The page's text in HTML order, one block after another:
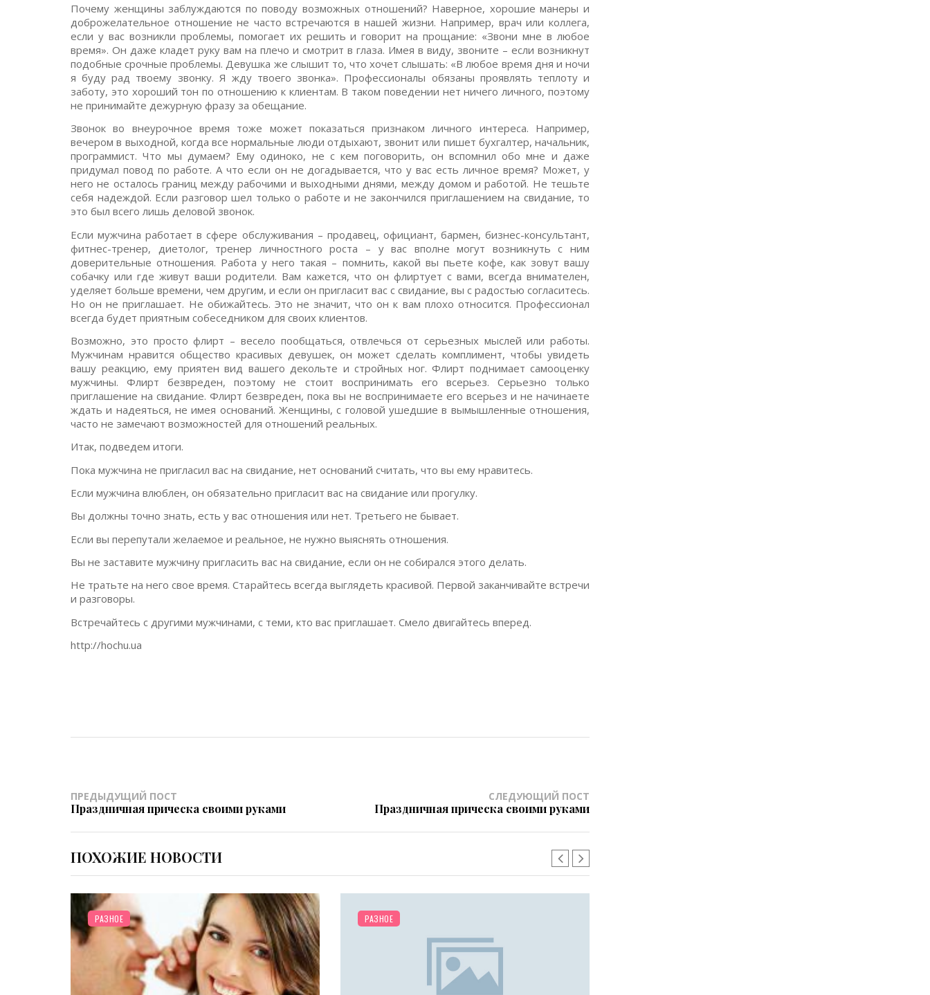
Почему женщины заблуждаются по поводу возможных отношений? Наверное, хорошие манеры и
доброжелательное отношение не часто встречаются в нашей жизни. Например, врач или коллега,
если у вас возникли проблемы, помогает их решить и говорит на прощание: «Звони мне в любое
время». Он даже кладет руку вам на плечо и смотрит в глаза. Имея в виду, звоните – если возникнут
подобные срочные проблемы. Девушка же слышит то, что хочет слышать: «В любое время дня и ночи
я буду рад твоему звонку. Я жду твоего звонка». Профессионалы обязаны проявлять теплоту и
заботу, это хороший тон по отношению к клиентам. В таком поведении нет ничего личного, поэтому
не принимайте дежурную фразу за обещание.
Звонок во внеурочное время тоже может показаться признаком личного интереса. Например,
вечером в выходной, когда все нормальные люди отдыхают, звонит или пишет бухгалтер, начальник,
программист. Что мы думаем? Ему одиноко, не с кем поговорить, он вспомнил обо мне и даже
придумал повод по работе. А что если он не догадывается, что у вас есть личное время? Может, у
него не осталось границ между рабочими и выходными днями, между домом и работой. Не тешьте
себя надеждой. Если разговор шел только о работе и не закончился приглашением на свидание, то
это был всего лишь деловой звонок.
Если мужчина работает в сфере обслуживания – продавец, официант, бармен, бизнес-консультант,
фитнес-тренер, диетолог, тренер личностного роста – у вас вполне могут возникнуть с ним
доверительные отношения. Работа у него такая – помнить, какой вы пьете кофе, как зовут вашу
собачку или где живут ваши родители. Вам кажется, что он флиртует с вами, всегда внимателен,
уделяет больше времени, чем другим, и если он пригласит вас с свидание, вы с радостью согласитесь.
Но он не приглашает. Не обижайтесь. Это не значит, что он к вам плохо относится. Профессионал
всегда будет приятным собеседником для своих клиентов.
Возможно, это просто флирт – весело пообщаться, отвлечься от серьезных мыслей или работы.
Мужчинам нравится общество красивых девушек, он может сделать комплимент, чтобы увидеть
вашу реакцию, ему приятен вид вашего декольте и стройных ног. Флирт поднимает самооценку
мужчины. Флирт безвреден, поэтому не стоит воспринимать его всерьез. Серьезно только
приглашение на свидание. Флирт безвреден, пока вы не воспринимаете его всерьез и не начинаете
ждать и надеяться, не имея оснований. Женщины, с головой ушедшие в вымышленные отношения,
часто не замечают возможностей для отношений реальных.
Итак, подведем итоги.
Пока мужчина не пригласил вас на свидание, нет оснований считать, что вы ему нравитесь.
Если мужчина влюблен, он обязательно пригласит вас на свидание или прогулку.
Вы должны точно знать, есть у вас отношения или нет. Третьего не бывает.
Если вы перепутали желаемое и реальное, не нужно выяснять отношения.
Вы не заставите мужчину пригласить вас на свидание, если он не собирался этого делать.
Не тратьте на него свое время. Старайтесь всегда выглядеть красивой. Первой заканчивайте встречи
и разговоры.
Встречайтесь с другими мужчинами, с теми, кто вас приглашает. Смело двигайтесь вперед.
http://hochu.ua
ПРЕДЫДУЩИЙ ПОСТ
Праздничная прическа своими руками
СЛЕДУЮЩИЙ ПОСТ
Праздничная прическа своими руками
ПОХОЖИЕ НОВОСТИ
РАЗНОЕ